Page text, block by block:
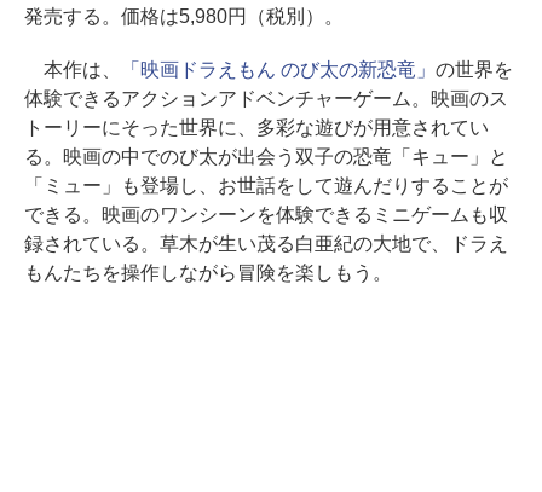
発売する。価格は5,980円（税別）。
本作は、 「映画ドラえもん のび太の新恐竜」 の世界を
体験できるアクションアドベンチャーゲーム。映画のス
トーリーにそった世界に、多彩な遊びが用意されてい
る。映画の中でのび太が出会う双子の恐竜「キュー」と
「ミュー」も登場し、お世話をして遊んだりすることが
できる。映画のワンシーンを体験できるミニゲームも収
録されている。草木が生い茂る白亜紀の大地で、ドラえ
もんたちを操作しながら冒険を楽しもう。